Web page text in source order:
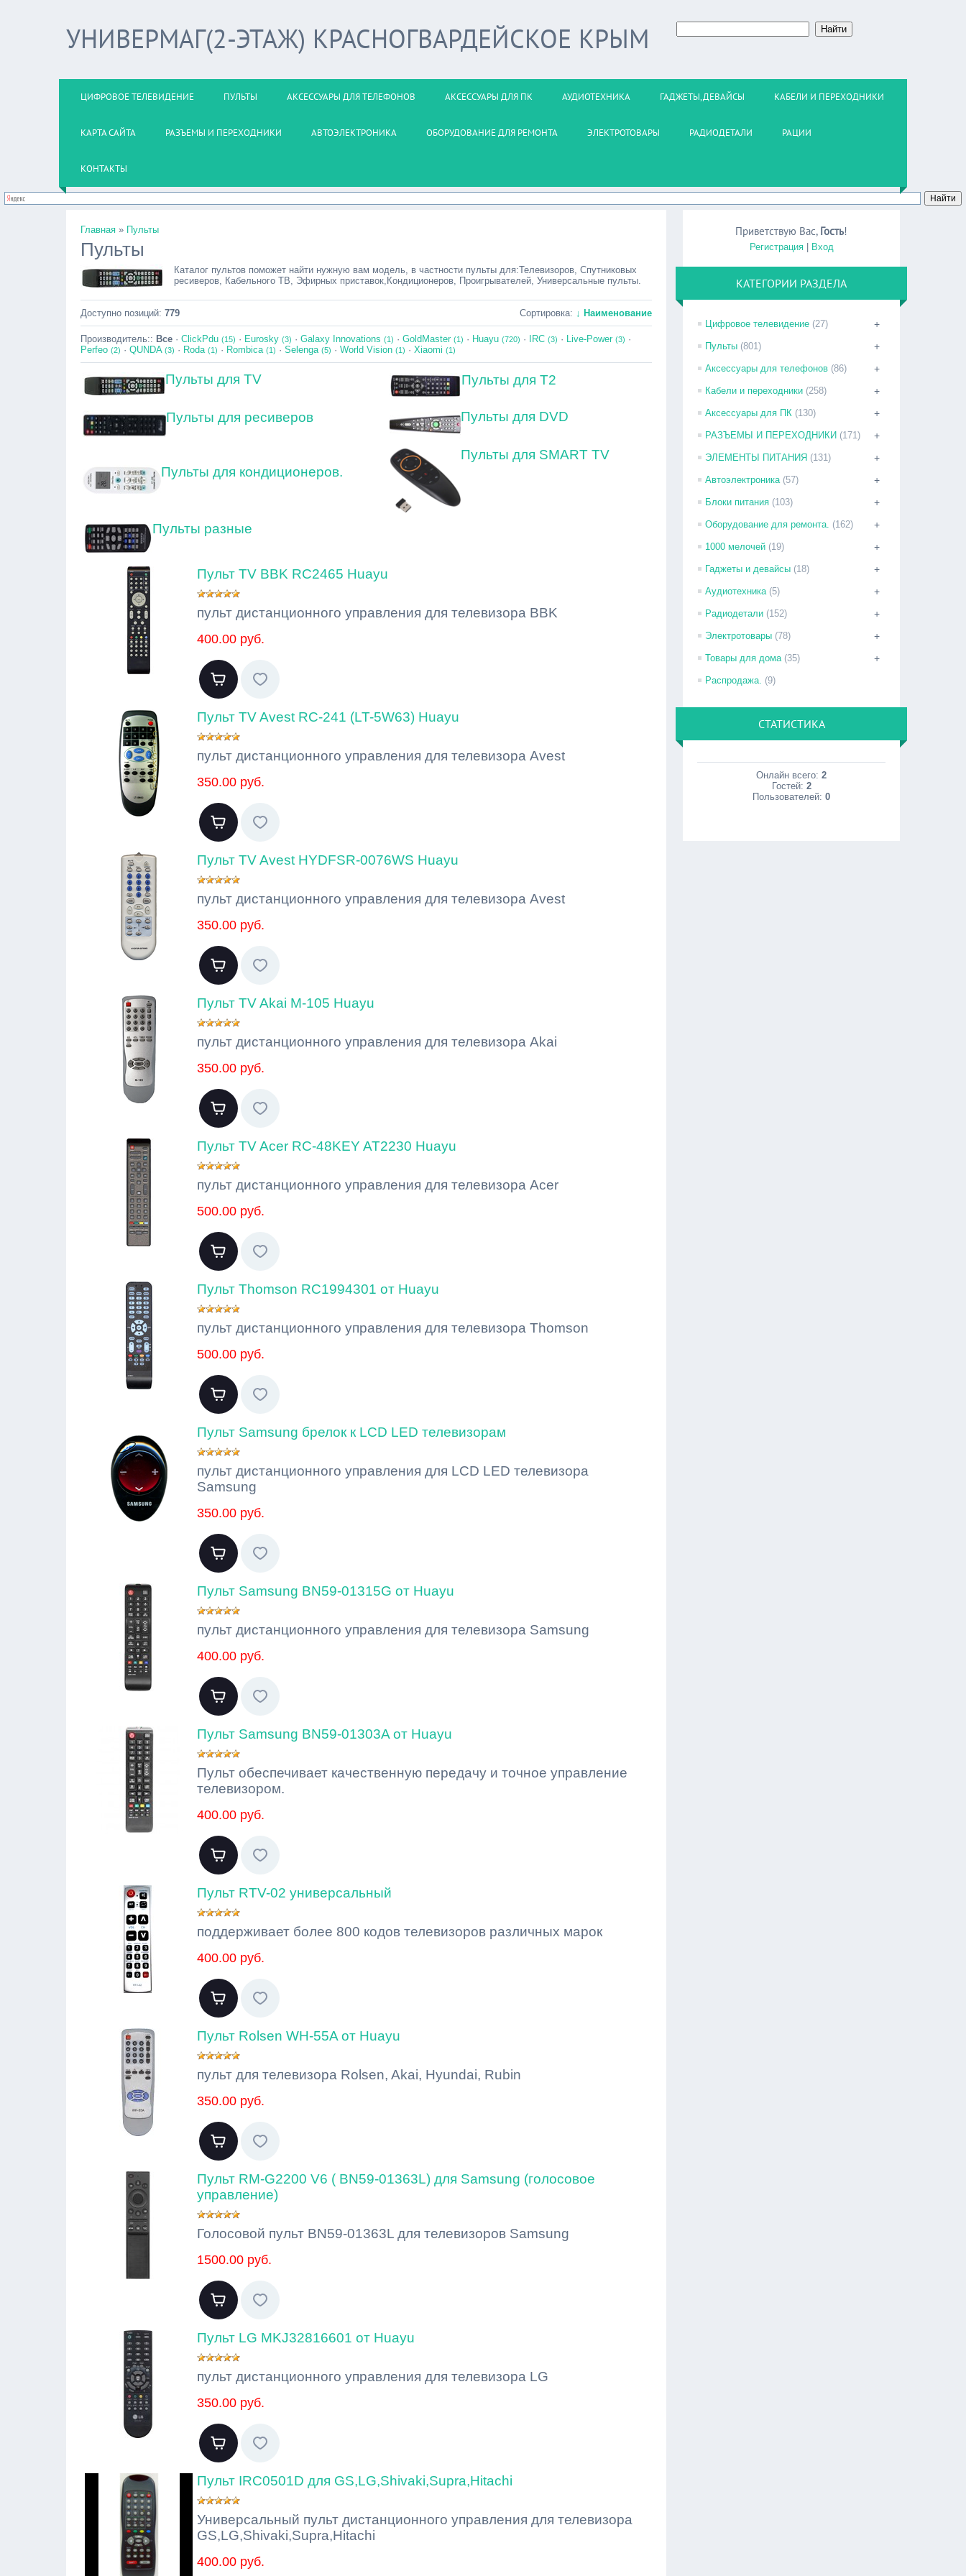
УНИВЕРМАГ(2-ЭТАЖ) КРАСНОГВАРДЕЙСКОЕ КРЫМ
ЦИФРОВОЕ ТЕЛЕВИДЕНИЕ ПУЛЬТЫ АКСЕССУАРЫ ДЛЯ ТЕЛЕФОНОВ АКСЕССУАРЫ ДЛЯ ПК АУДИОТЕХНИКА ГАДЖЕТЫ,ДЕВАЙСЫ КАБЕЛИ И ПЕРЕХОДНИКИ
КАРТА САЙТА РАЗЪЕМЫ И ПЕРЕХОДНИКИ АВТОЭЛЕКТРОНИКА ОБОРУДОВАНИЕ ДЛЯ РЕМОНТА ЭЛЕКТРОТОВАРЫ РАДИОДЕТАЛИ РАЦИИ
КОНТАКТЫ
Главная » Пульты
Пульты
Каталог пультов поможет найти нужную вам модель, в частности пульты для:Телевизоров, Спутниковых
ресиверов, Кабельного ТВ, Эфирных приставок,Кондиционеров, Проигрывателей, Универсальные пульты.
Доступно позиций: 779 Сортировка: ↓ Наименование
Производитель:: Все · ClickPdu (15) · Eurosky (3) · Galaxy Innovations (1) · GoldMaster (1) · Huayu (720) · IRC (3) · Live-Power (3) ·
Perfeo (2) · QUNDA (3) · Roda (1) · Rombica (1) · Selenga (5) · World Vision (1) · Xiaomi (1)
Пульты для TV Пульты для Т2
Пульты для ресиверов Пульты для DVD
Пульты для кондиционеров.
Пульты для SMART TV
Пульты разные
Пульт TV BBK RC2465 Huayu
пульт дистанционного управления для телевизора BBK
400.00 руб.
Пульт TV Avest RC-241 (LT-5W63) Huayu
пульт дистанционного управления для телевизора Avest
350.00 руб.
Пульт TV Avest HYDFSR-0076WS Huayu
пульт дистанционного управления для телевизора Avest
350.00 руб.
Пульт TV Akai M-105 Huayu
пульт дистанционного управления для телевизора Akai
350.00 руб.
Пульт TV Acer RC-48KEY AT2230 Huayu
пульт дистанционного управления для телевизора Acer
500.00 руб.
Пульт Thomson RC1994301 от Huayu
пульт дистанционного управления для телевизора Thomson
500.00 руб.
Пульт Samsung брелок к LCD LED телевизорам
пульт дистанционного управления для LCD LED телевизора
Samsung
350.00 руб.
Пульт Samsung BN59-01315G от Huayu
пульт дистанционного управления для телевизора Samsung
400.00 руб.
Пульт Samsung BN59-01303A от Huayu
Пульт обеспечивает качественную передачу и точное управление
телевизором.
400.00 руб.
Пульт RTV-02 универсальный
поддерживает более 800 кодов телевизоров различных марок
400.00 руб.
Пульт Rolsen WH-55A от Huayu
пульт для телевизора Rolsen, Akai, Hyundai, Rubin
350.00 руб.
Пульт RM-G2200 V6 ( BN59-01363L) для Samsung (голосовое
управление)
Голосовой пульт BN59-01363L для телевизоров Samsung
1500.00 руб.
Пульт LG MKJ32816601 от Huayu
пульт дистанционного управления для телевизора LG
350.00 руб.
Пульт IRC0501D для GS,LG,Shivaki,Supra,Hitachi
Универсальный пульт дистанционного управления для телевизора
GS,LG,Shivaki,Supra,Hitachi
400.00 руб.
Приветствую Вас, Гость!
Регистрация| Вход
КАТЕГОРИИ РАЗДЕЛА
+
Цифровое телевидение (27)
+
Пульты (801)
+
Аксессуары для телефонов (86)
+
Кабели и переходники (258)
+
Аксессуары для ПК (130)
+
РАЗЪЕМЫ И ПЕРЕХОДНИКИ (171)
+
ЭЛЕМЕНТЫ ПИТАНИЯ (131)
+
Автоэлектроника (57)
+
Блоки питания (103)
+
Оборудование для ремонта. (162)
+
1000 мелочей (19)
+
Гаджеты и девайсы (18)
+
Аудиотехника (5)
+
Радиодетали (152)
+
Электротовары (78)
+
Товары для дома (35)
Распродажа. (9)
СТАТИСТИКА
Онлайн всего:2
Гостей: 2
Пользователей:0